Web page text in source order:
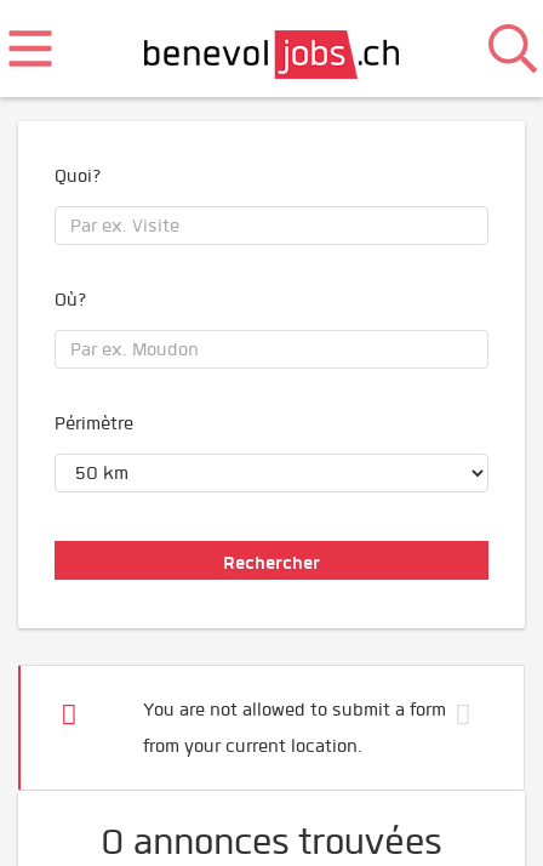
Quoi?
Où?
Périmètre
You are not allowed to submit a form
from your current location.
0 annonces trouvées